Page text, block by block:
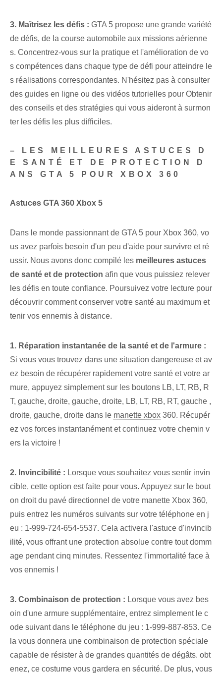
3. Maîtrisez les défis : GTA 5 propose une grande variété
de défis, de la course automobile aux missions aérienne
s. Concentrez-vous sur la pratique et l'amélioration⁢ de vo
s compétences dans chaque type de défi pour atteindre le
s réalisations correspondantes. N'hésitez pas à consulter
des guides en ligne ou des vidéos tutorielles pour ⁢Obtenir
des conseils et des stratégies⁢ qui vous aideront⁢ à surmon
ter les défis les plus difficiles.
– LES MEILLEURES ASTUCES D
E SANTÉ ET DE PROTECTION D
ANS GTA 5 POUR XBOX 360
Astuces GTA 360 Xbox 5
Dans le monde passionnant de GTA 5 pour Xbox 360, vo
us avez parfois besoin d'un peu d'aide pour survivre et ré
ussir. Nous avons donc compilé les meilleures astuces
de santé et de protection afin que vous puissiez relever
les défis en toute confiance. Poursuivez votre lecture pour
découvrir comment conserver votre santé au maximum et
tenir vos ennemis à distance.
1. Réparation instantanée de la santé et de l'armure :
Si vous vous trouvez dans une situation dangereuse et av
ez besoin de récupérer rapidement votre santé et votre ar
mure, appuyez simplement sur les boutons LB, LT, RB, R
T, gauche, droite, ⁤gauche, droite,⁣ LB, ⁤LT, RB, RT, gauche ,
droite, gauche, ‌droite dans le manette xbox 360. Récupér
ez vos forces instantanément et continuez votre chemin v
ers la victoire !
2.⁢ Invincibilité : Lorsque vous souhaitez vous sentir invin
cible, cette option est faite pour vous. Appuyez sur le bout
on droit du pavé directionnel de votre manette Xbox 360,
puis entrez les numéros suivants sur votre téléphone en j
eu : 1-999-724-654-5537. Cela activera l'astuce d'invincib
ilité, vous offrant une protection absolue contre tout domm
age pendant cinq minutes. Ressentez l'immortalité face à
vos ennemis !
3. Combinaison de protection : Lorsque vous avez bes
oin d'une armure supplémentaire, entrez simplement le c
ode suivant dans le téléphone du jeu : 1-999-887-853. Ce
la vous donnera une combinaison de protection spéciale
capable de résister à de grandes quantités de dégâts. obt
enez, ce costume vous gardera en sécurité. De plus, vous